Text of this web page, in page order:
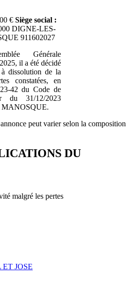
€ Siège social :
DIGNE-LES-
911602027
Générale
il a été décidé
dissolution de la
constatées, en
42 du Code de
du 31/12/2023
MANOSQUE.
peut varier selon la composition
DU
malgré les pertes
JOSE